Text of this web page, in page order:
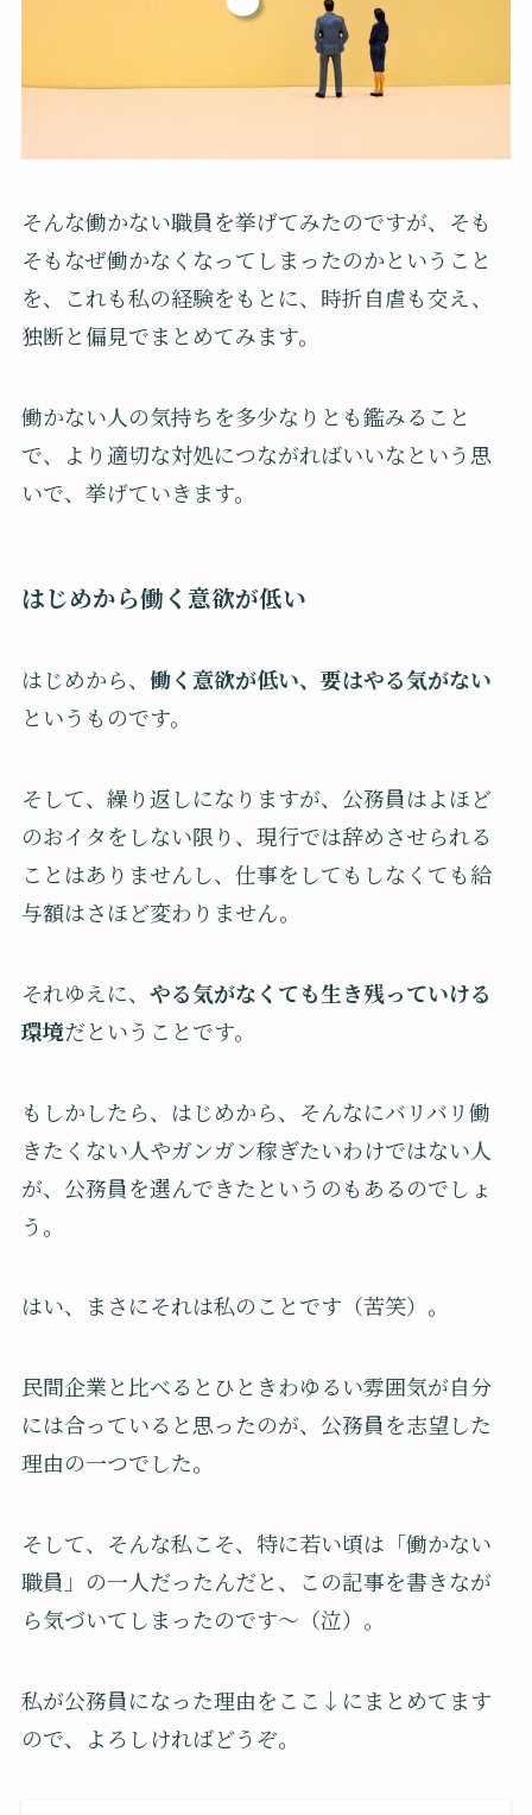
そんな働かない職員を挙げてみたのですが、そも
そもなぜ働かなくなってしまったのかということ
を、これも私の経験をもとに、時折自虐も交え、
独断と偏見でまとめてみます。
働かない人の気持ちを多少なりとも鑑みること
で、より適切な対処につながればいいなという思
いで、挙げていきます。
はじめから働く意欲が低い
はじめから、 働く意欲が低い、要はやる気がない
というものです。
そして、繰り返しになりますが、公務員はよほど
のおイタをしない限り、現行では辞めさせられる
ことはありませんし、仕事をしてもしなくても給
与額はさほど変わりません。
それゆえに、 やる気がなくても生き残っていける
環境だということです。
もしかしたら、はじめから、そんなにバリバリ働
きたくない人やガンガン稼ぎたいわけではない人
が、公務員を選んできたというのもあるのでしょ
う。
はい、まさにそれは私のことです（苦笑）。
民間企業と比べるとひときわゆるい雰囲気が自分
には合っていると思ったのが、公務員を志望した
理由の一つでした。
そして、そんな私こそ、特に若い頃は「働かない
職員」の一人だったんだと、この記事を書きなが
ら気づいてしまったのです〜（泣）。
私が公務員になった理由をここ↓にまとめてます
ので、よろしければどうぞ。